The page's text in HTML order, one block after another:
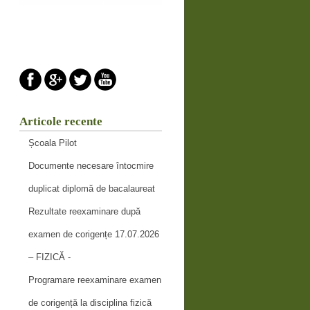
Articole recente
Școala Pilot
Documente necesare întocmire
duplicat diplomă de bacalaureat
Rezultate reexaminare după
examen de corigențe 17.07.2026
– FIZICĂ -
Programare reexaminare examen
de corigență la disciplina fizică